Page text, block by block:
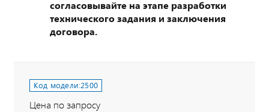
согласовывайте на этапе разработки
технического задания и заключения
договора.
Код модели:2500
Цена по запросу